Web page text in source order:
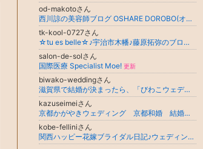
od-makotoさん
西川諒の美容師ブログ OSHARE DOROBO(オシャレドロボウ)
tk-kool-0727さん
☆tu es belle☆♪宇治市木幡♪藤原拓弥のブログだぜー(^_-)-☆
salon-de-solさん
国際医療 Specialist Moe! 更新
biwako-weddingさん
滋賀県で結婚が決まったら、「びわこウェディング」へ！
kazuseimeiさん
京都かがやきウェディング 京都和婚 結婚式、京都の神社挙式・寺院挙式、料亭・レストラン・ホテルのご手配はお任せください！！
kobe-felliniさん
関西ハッピー花嫁ブライダル日記♪ウェディングショップコウベキタノフェリーニ （大阪・兵庫・京都・奈良・和歌山・徳島・香川）